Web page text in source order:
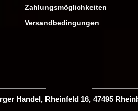
Zahlungsmöglichkeiten
Versandbedingungen
Handel, Rheinfeld 16, 47495